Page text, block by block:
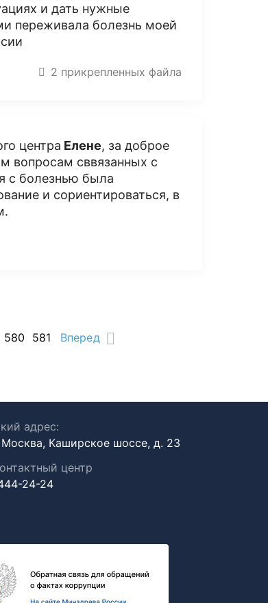
и дать нужные
переживала болезнь моей
2 прикрепленных файла
центра Елене, за доброе
вопросам сввязанных с
с болезнью была
и сориентироваться, в
580 581 Вперед
адрес:
Москва, Каширское шоссе, д. 23
центр
24-24